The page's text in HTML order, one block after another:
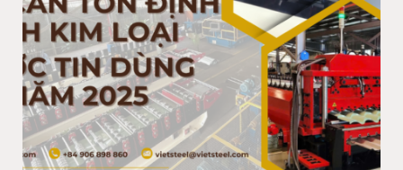
ACTIVITIES NEWS TIN CÔNG NGHỆ
TOP 5 MÁY CÁN TÔN ĐỊNH
HÌNH KIM LOẠI ĐƯỢC TIN